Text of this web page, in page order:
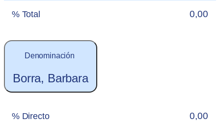
% Total 0,00
Denominación
Borra, Barbara
% Directo 0,00